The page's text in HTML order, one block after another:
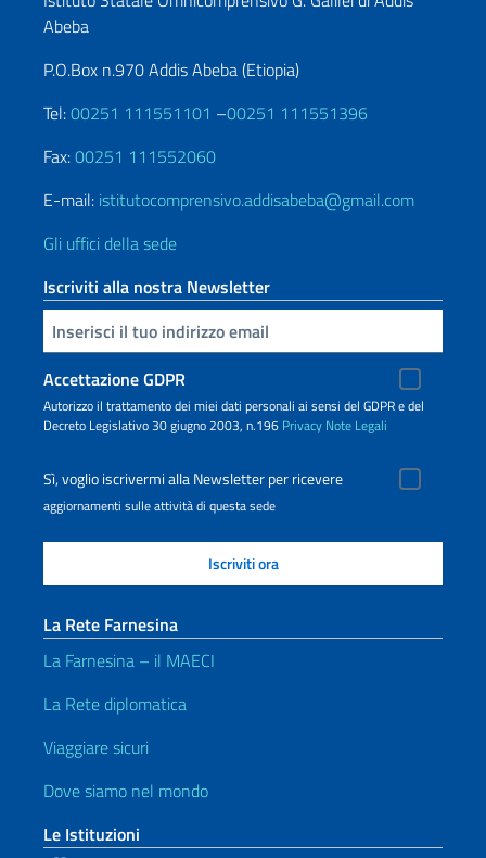
Abeba
P.O.Box n.970 Addis Abeba (Etiopia)
Tel:00251 111551101 –00251 111551396
Fax:00251 111552060
E-mail: istitutocomprensivo.addisabeba@gmail.com
Gli uffici della sede
Iscriviti alla nostra Newsletter
Inserisci la tua email
Accettazione GDPR
Autorizzo il trattamento dei miei dati personali ai sensi del GDPR e del
Decreto Legislativo 30 giugno 2003, n.196 Privacy Note Legali
Sì, voglio iscrivermi alla Newsletter per ricevere
aggiornamenti sulle attività di questa sede
La Rete Farnesina
La Farnesina – il MAECI
La Rete diplomatica
Viaggiare sicuri
Dove siamo nel mondo
Le Istituzioni